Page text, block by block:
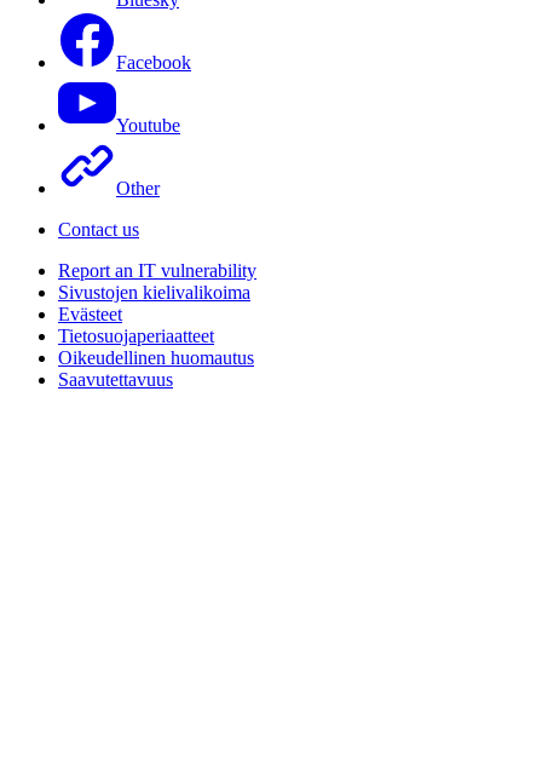
Facebook
Youtube
Other
Contact us
Report an IT vulnerability
Sivustojen kielivalikoima
Evästeet
Tietosuojaperiaatteet
Oikeudellinen huomautus
Saavutettavuus